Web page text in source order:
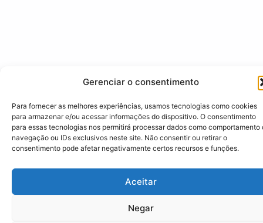
Gerenciar o consentimento
Para fornecer as melhores experiências, usamos tecnologias como cookies
para armazenar e/ou acessar informações do dispositivo. O consentimento
para essas tecnologias nos permitirá processar dados como comportamento
navegação ou IDs exclusivos neste site. Não consentir ou retirar o
consentimento pode afetar negativamente certos recursos e funções.
Aceitar
Negar